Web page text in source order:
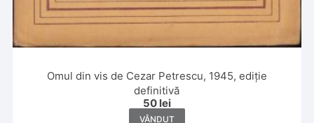
Omul din vis de Cezar Petrescu, 1945, ediție
definitivă
50 lei
VÂNDUT